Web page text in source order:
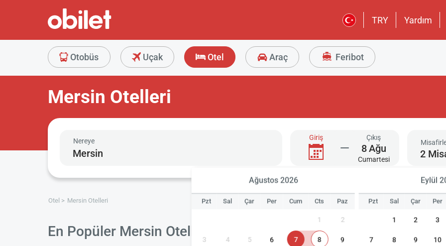
TRY Yardım
Otobüs Uçak Otel Araç Feribot
Mersin Otelleri
Nereye Giriş
Ağustos 2026
Pzt Sal Çar Per Cum Cts Paz
1 2
3 4 5 6 7 8 9
Eylül
Pzt Sal Çar Per
1 2 3
7 8 9 10
Çıkış
8Ağu
Cumartesi 2
Otel Mersin Otelleri
En Popüler Mersin Otelleri